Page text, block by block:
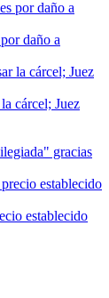
daño a
cárcel; Juez
gracias
establecido